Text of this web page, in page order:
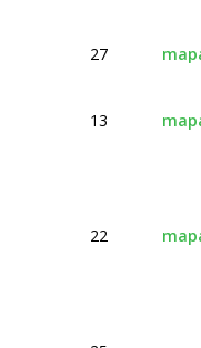
27
13
22